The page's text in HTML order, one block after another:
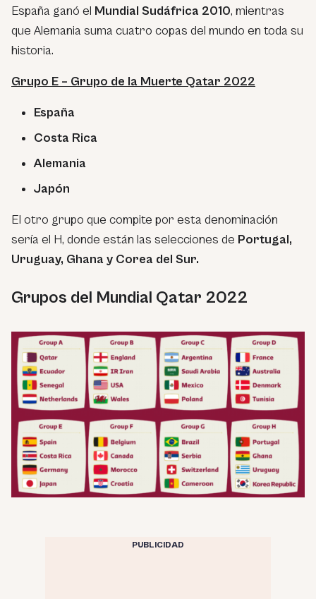
España ganó el Mundial Sudáfrica 2010, mientras
que Alemania suma cuatro copas del mundo en toda su
historia.
Grupo E – Grupo de la Muerte Qatar 2022
España
Costa Rica
Alemania
Japón
El otro grupo que compite por esta denominación
sería el H, donde están las selecciones de Portugal,
Uruguay, Ghana y Corea del Sur.
Grupos del Mundial Qatar 2022
PUBLICIDAD